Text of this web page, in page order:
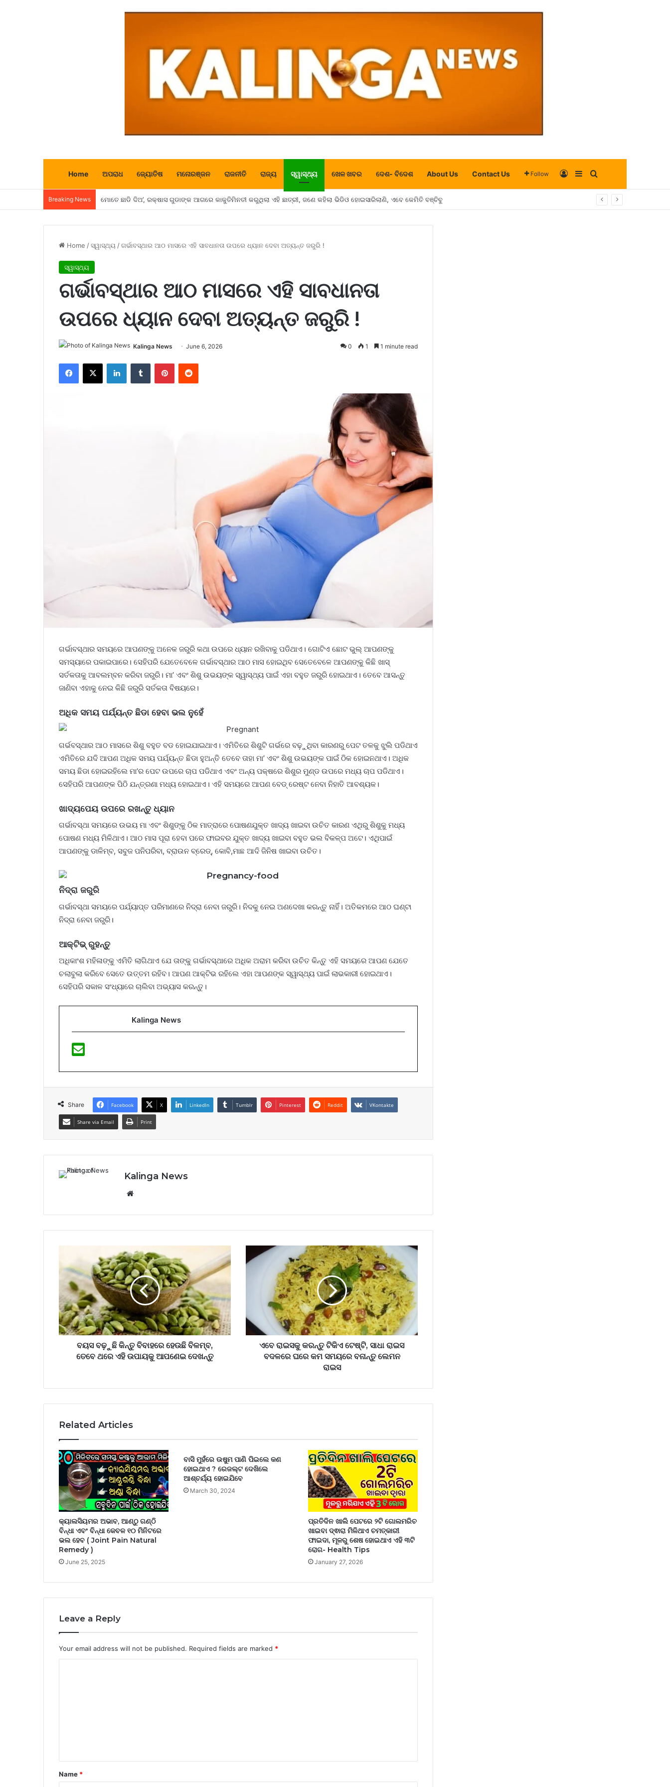
Home ଅପରାଧ ଜ୍ୟୋତିଷ ମନୋରଞ୍ଜନ ରାଜନୀତି ରାଜ୍ୟ ସ୍ୱାସ୍ଥ୍ୟ ଖେଳ ଖବର ଦେଶ- ବିଦେଶ About Us Contact Us Follow Log InSidebarSearch for
Breaking News ଚାଣକ୍ୟ ନୀତି : ଏହି ୩ ଜଣ ଲୋକମାନଙ୍କ ଠାରୁ ଦୂରରେ ରହିବା ପରେ ହିଁ ମିଳିଥାଏ ସଫଳତା, କଣ ଆପଣଙ୍କ ଆଖପାଖରେ ବି ତ ନାହିଁ ଏହିଭଳି ଲୋକମାନେ
Home /ସ୍ୱାସ୍ଥ୍ୟ /ଗର୍ଭାବସ୍ଥାର ଆଠ ମାସରେ ଏହି ସାବଧାନତା ଉପରେ ଧ୍ୟାନ ଦେବା ଅତ୍ୟନ୍ତ ଜରୁରି !
ସ୍ୱାସ୍ଥ୍ୟ
ଗର୍ଭାବସ୍ଥାର ଆଠ ମାସରେ ଏହି ସାବଧାନତା
ଉପରେ ଧ୍ୟାନ ଦେବା ଅତ୍ୟନ୍ତ ଜରୁରି !
Kalinga News June 6, 2026 0 1 1 minute read
Facebook
X LinkedInTumblr PinterestReddit
ଗର୍ଭାବସ୍ଥାର ସମୟରେ ଆପଣଙ୍କୁ ଅନେକ ଜରୁରି କଥା ଉପରେ ଧ୍ୟାନ ରଖିବାକୁ ପଡିଥାଏ। ଗୋଟିଏ ଛୋଟ ଭୁଲ୍‌ ଆପଣଙ୍କୁ
ସମସ୍ୟାରେ ପକାଇପାରେ। ସେହିପରି ଯେତେବେଳେ ଗର୍ଭାବସ୍ଥାର ଆଠ ମାସ ହୋଇଥିବ ସେତେବେଳେ ଆପଣଙ୍କୁ କିଛି ଖାସ୍‌
ସର୍ତକତାକୁ ଆବଲମ୍ବନ କରିବା ଜରୁରି। ମା’ ଏବଂ ଶିଶୁ ଉଭୟଙ୍କ ସ୍ୱାସ୍ଥ୍ୟ ପାଇଁ ଏହା ବହୁତ ଜରୁରି ହୋଇଥାଏ। ତେବେ ଆସନ୍ତୁ
ଜାଣିବା ଏହାକୁ ନେଇ କିଛି ଜରୁରି ସର୍ତକତା ବିଷୟରେ।
ଅଧିକ ସମୟ ପର୍ଯ୍ୟନ୍ତ ଛିଡା ହେବା ଭଲ ନୁହେଁ
ଗର୍ଭବସ୍ଥାର ଆଠ ମାସରେ ଶିଶୁ ବହୁତ ବଡ ହୋଇଯାଇଥାଏ। ଏମିତିରେ ଶିଶୁଟି ଗର୍ଭରେ ବଢ଼ୁଥିବା କାରଣରୁ ପେଟ ତଳକୁ ଝୁଲି ପଡିଥାଏ
ଏମିତିରେ ଯଦି ଆପଣ ଅଧିକ ସମୟ ପର୍ଯ୍ୟନ୍ତ ଛିଡା ହୁଅନ୍ତି ତେବେ ତାହା ମା’ ଏବଂ ଶିଶୁ ଉଭୟଙ୍କ ପାଇଁ ଠିକ ହୋଇନଥାଏ। ଅଧିକ
ସମୟ ଛିଡା ହୋଇରହିଲେ ମା’ର ପେଟ ଉପରେ ଚାପ ପଡିଥାଏ ଏବଂ ଅନ୍ୟ ପକ୍ଷରେ ଶିଶୁର ମୁଣ୍ଡ ଉପରେ ମଧ୍ୟ ଚାପ ପଡିଥାଏ।
ସେହିପରି ଆପଣଙ୍କ ପିଠି ଯନ୍ତ୍ରଣା ମଧ୍ୟ ହୋଇଥାଏ। ଏହି ସମୟରେ ଆପଣ ବେଡ୍‌ ରେଷ୍ଟ ନେବା ନିହାତି ଆବଶ୍ୟକ।
ଖାଦ୍ୟପେୟ ଉପରେ ରଖନ୍ତୁ ଧ୍ୟାନ
ଗର୍ଭାବସ୍ଥା ସମୟରେ ଉଭୟ ମା ଏବଂ ଶିଶୁଙ୍କୁ ଠିକ ମାତ୍ରାରେ ପୋଷଣଯୁକ୍ତ ଖାଦ୍ୟ ଖାଇବା ଉଚିତ କାରଣ ଏଥିରୁ ଶିଶୁକୁ ମଧ୍ୟ
ପୋଷଣ ମଧ୍ୟ ମିଳିଥାଏ। ଆଠ ମାସ ପୂରା ହେବା ପରେ ଫାଇବର ଯୁକ୍ତ ଖାଦ୍ୟ ଖାଇବା ବହୁତ ଭଲ ବିକଳ୍ପ ଅଟେ। ଏଥିପାଇଁ
ଆପଣଙ୍କୁ ଡାଳିମ୍ବ, ସବୁଜ ପନିପରିବା, ବ୍ରାଉନ ବ୍ରେଡ୍‌, କୋବି,ମାଛ ଆଦି ଜିନିଷ ଖାଇବା ଉଚିତ।
ନିଦ୍ରା ଜରୁରି
ଗର୍ଭାବସ୍ଥା ସମୟରେ ପର୍ଯ୍ୟାପ୍ତ ପରିମାଣରେ ନିଦ୍ରା ନେବା ଜରୁରି। ନିଦକୁ ନେଇ ଅଣଦେଖା କରନ୍ତୁ ନାହିଁ। ଅତିକମରେ ଆଠ ଘଣ୍ଟା
ନିଦ୍ରା ନେବା ଜରୁରି।
ଆକ୍ଟିଭ୍‌ ରୁହନ୍ତୁ
ଅଧିକାଂଶ ମହିଳାଙ୍କୁ ଏମିତି ଲାଗିଥାଏ ଯେ ତାଙ୍କୁ ଗର୍ଭାବସ୍ଥାରେ ଅଧିକ ଅରାମ କରିବା ଉଚିତ କିନ୍ତୁ ଏହି ସମୟରେ ଆପଣ ଯେତେ
ଚଲାବୁଲା କରିବେ ସେତେ ଉତ୍ତମ ରହିବ। ଆପଣ ଆକ୍ଟିଭ ରହିଲେ ଏହା ଆପଣଙ୍କ ସ୍ୱାସ୍ଥ୍ୟ ପାଇଁ ଲାଭକାରୀ ହୋଇଥାଏ।
ସେହିପରି ସକାଳ ସଂଧ୍ୟାରେ ଚାଲିବା ଅଭ୍ୟାସ କରନ୍ତୁ।
Kalinga News
Share Facebook X LinkedIn Tumblr Pinterest Reddit VKontakte
Share via Email Print
Kalinga News
କିନ୍ତୁ
ବିବାହରେ
ହେଉଛି
ବିଳମ୍ବ,
ତେବେ
ଥରେ
ଏହି
ଉପାୟକୁ
ଆପଣେଇ
ବୟସ ବଢ଼ୁଛି କିନ୍ତୁ ବିବାହରେ ହେଉଛି ବିଳମ୍ବ,
ତେବେ ଥରେ ଏହି ଉପାୟକୁ ଆପଣେଇ ଦେଖନ୍ତୁ
ରାଇସକୁ
ବଦଳରେ
ଘରେ
ସମୟରେ
ଏବେ ରାଇସକୁ କରନ୍ତୁ ଟିକିଏ ଟେଷ୍ଟି, ସାଧା ରାଇସ
ବଦଳରେ ଘରେ କମ ସମୟରେ ବନାନ୍ତୁ ଲେମନ
ରାଇସ
Related Articles
କ୍ୟାଲସିୟମର ଅଭାବ, ଆଣ୍ଠୁ ଗଣ୍ଠି
ବିନ୍ଧା ଏବଂ ବିନ୍ଧା କେବଳ ୧୦ ମିନିଟରେ
ଭଲ ହେବ ( Joint Pain Natural
Remedy )
June 25, 2025
ବାସି ମୁହଁରେ ଉଷୁମ ପାଣି ପିଇଲେ କଣ
ହୋଇଥାଏ ? ରେଜଲ୍ଟ ଦେଖିଲେ
ଆଶ୍ଚର୍ଯ୍ୟ ହୋଇଯିବେ
March 30, 2024
ପ୍ରତିଦିନ ଖାଲି ପେଟରେ ୨ଟି ଗୋଲମରିଚ
ଖାଇବା ଦ୍ଵାରା ମିଳିଥାଏ ଚମତ୍କାରୀ
ଫାଇଦା, ମୂଳରୁ ଶେଷ ହୋଇଥାଏ ଏହି ୩ଟି
ରୋଗ- Health Tips
January 27, 2026
Leave a Reply
Your email address will not be published. Required fields are marked *
*
Name *